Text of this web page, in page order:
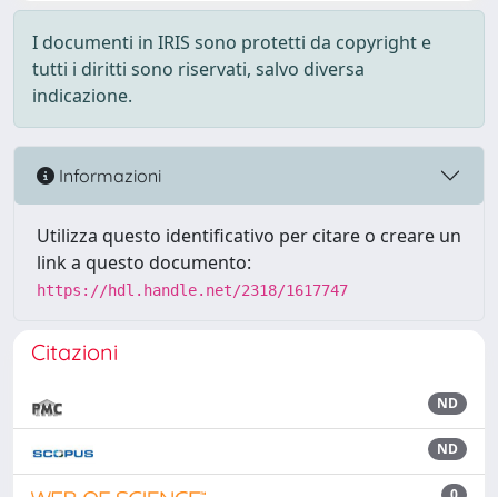
I documenti in IRIS sono protetti da copyright e
tutti i diritti sono riservati, salvo diversa
indicazione.
Informazioni
Utilizza questo identificativo per citare o creare un
link a questo documento:
https://hdl.handle.net/2318/1617747
Citazioni
ND
ND